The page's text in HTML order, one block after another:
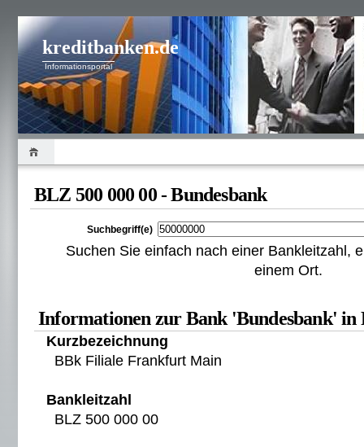
kreditbanken.de
Informationsportal
BLZ 500 000 00 - Bundesbank
Suchbegriff(e)
Suchen Sie einfach nach einer Bankleitzahl,
einem Ort.
Informationen zur Bank 'Bundesbank'
Kurzbezeichnung
BBk Filiale Frankfurt Main
Bankleitzahl
BLZ 500 000 00